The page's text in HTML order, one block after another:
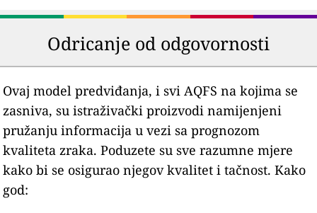
Odricanje od odgovornosti
Ovaj model predviđanja, i svi AQFS na kojima se
zasniva, su istraživački proizvodi namijenjeni
pružanju informacija u vezi sa prognozom
kvaliteta zraka. Poduzete su sve razumne mjere
kako bi se osigurao njegov kvalitet i tačnost. Kako
god: